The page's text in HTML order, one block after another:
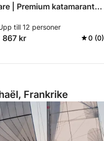
| Premium katamarantur
– Estérel med
paddleboarding och
till 12 personer
867 kr 0 (0)
Frankrike